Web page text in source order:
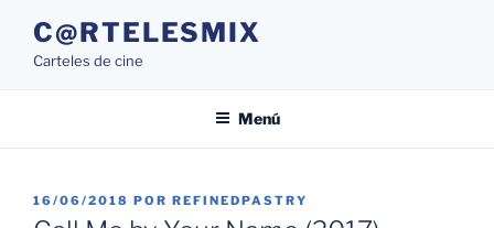
contenido
C@RTELESMIX
Carteles de cine
Menú
PUBLICADO
EL
16/06/2018 POR REFINEDPASTRY